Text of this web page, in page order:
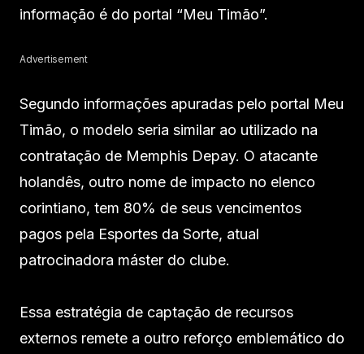
informação é do portal “Meu Timão”.
Advertisement
Segundo informações apuradas pelo portal Meu
Timão, o modelo seria similar ao utilizado na
contratação de Memphis Depay. O atacante
holandês, outro nome de impacto no elenco
corintiano, tem 80% de seus vencimentos
pagos pela Esportes da Sorte, atual
patrocinadora máster do clube.
Essa estratégia de captação de recursos
externos remete a outro reforço emblemático do